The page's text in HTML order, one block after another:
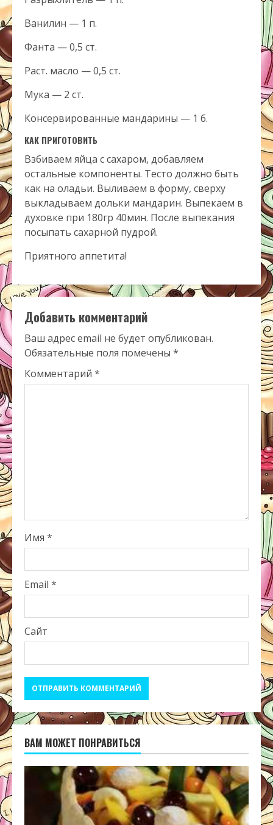
Ванилин — 1 п.
Фанта — 0,5 ст.
Раст. масло — 0,5 ст.
Мука — 2 ст.
Консервированные мандарины — 1 б.
КАК ПРИГОТОВИТЬ
Взбиваем яйца с сахаром, добавляем
остальные компоненты. Тесто должно быть
как на оладьи. Выливаем в форму, сверху
выкладываем дольки мандарин. Выпекаем в
духовке при 180гр 40мин. После выпекания
посыпать сахарной пудрой.
Приятного аппетита!
Добавить комментарий
Ваш адрес email не будет опубликован.
Обязательные поля помечены *
Комментарий *
Имя *
Email *
Сайт
ВАМ МОЖЕТ ПОНРАВИТЬСЯ